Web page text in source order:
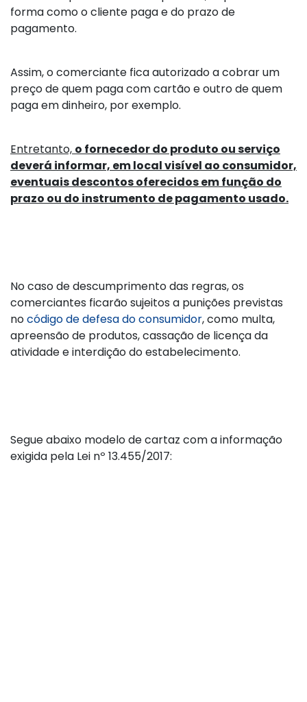
forma como o cliente paga e do prazo de
pagamento.
Assim, o comerciante fica autorizado a cobrar um
preço de quem paga com cartão e outro de quem
paga em dinheiro, por exemplo.
Entretanto, o fornecedor do produto ou serviço
deverá informar, em local visível ao consumidor,
eventuais descontos oferecidos em função do
prazo ou do instrumento de pagamento usado.
No caso de descumprimento das regras, os
comerciantes ficarão sujeitos a punições previstas
nocódigo de defesa do consumidor, como multa,
apreensão de produtos, cassação de licença da
atividade e interdição do estabelecimento.
Segue abaixo modelo de cartaz com a informação
exigida pela Lei nº 13.455/2017: